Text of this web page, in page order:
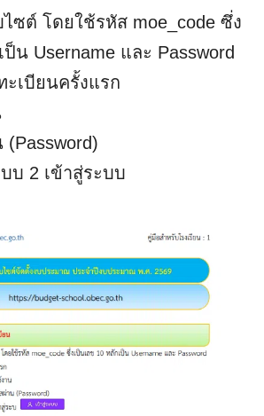
M
t
ไซต์ โดยใช้รหัส moe_code ซึ่ง
ป็น Username และ Password
ะเบียนครั้งแรก
บ 2 เข้าสู่ระบบ